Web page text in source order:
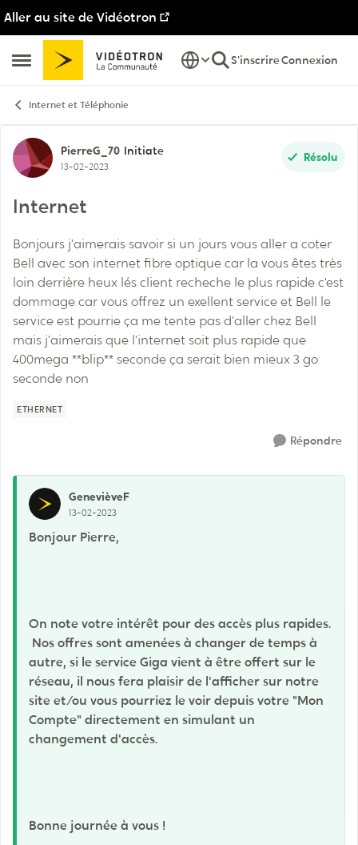
Aller au site de Vidéotron
Ouvrir Menu Latéral
Passer au contenu
S'inscrireConnexion
Internet et Téléphonie
Discussion de forum
PierreG_70 Initiate
13-02-2023
Résolu
Internet
Bonjours j’aimerais savoir si un jours vous aller a coter
Bell avec son internet fibre optique car la vous êtes très
loin derrière heux lés client recheche le plus rapide c’est
dommage car vous offrez un exellent service et Bell le
service est pourrie ça me tente pas d’aller chez Bell
mais j’aimerais que l’internet soit plus rapide que
400mega **blip** seconde ça serait bien mieux 3 go
seconde non
ETHERNET
Répondre
GenevièveF
13-02-2023
Bonjour Pierre,
On note votre intérêt pour des accès plus rapides.
Nos offres sont amenées à changer de temps à
autre, si le service Giga vient à être offert sur le
réseau, il nous fera plaisir de l'afficher sur notre
site et/ou vous pourriez le voir depuis votre "Mon
Compte" directement en simulant un
changement d'accès.
Bonne journée à vous !